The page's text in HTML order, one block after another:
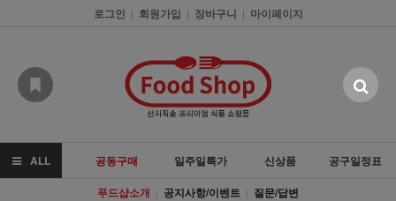
로그인 | 회원가입 | 장바구니 | 마이페이지
ALL 공동구매 일주일특가 신상품
공구일정표
푸드샵소개 | 공지사항/이벤트 | 질문/답변